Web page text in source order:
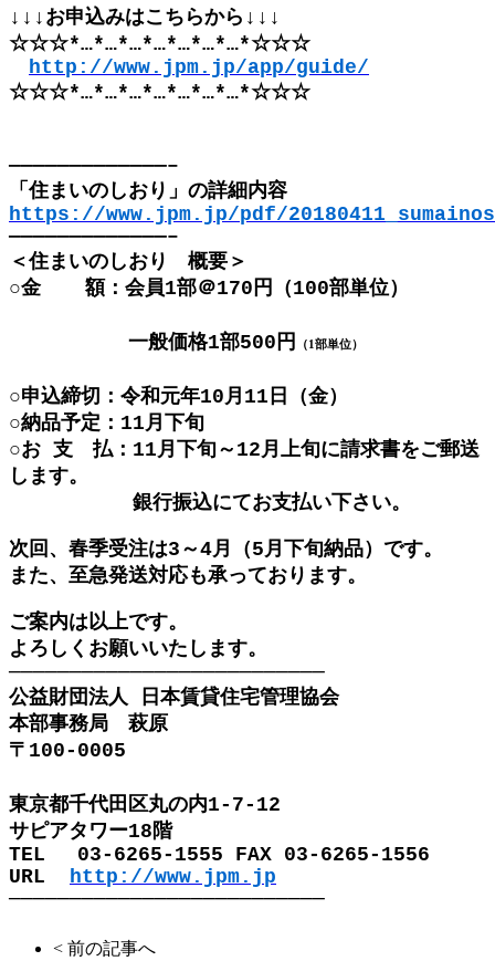
↓↓↓お申込みはこちらから↓↓↓
☆☆☆*…*…*…*…*…*…*…*☆☆☆
http://www.jpm.jp/app/guide/
☆☆☆*…*…*…*…*…*…*…*☆☆☆
—————————————–
「住まいのしおり」の詳細内容
https://www.jpm.jp/pdf/
—————————————–
＜住まいのしおり 概要＞
○金 額：会員1部＠170円（100部単位）
一般価格1部500円 （1部単位）
○申込締切：令和元年10月11日（金）
○納品予定：11月下旬
○お 支 払：11月下旬～12月上旬に請求書をご郵送
します。
銀行振込にてお支払い下さい。
次回、春季受注は3～4月（5月下旬納品）です。
また、至急発送対応も承っております。
ご案内は以上です。
よろしくお願いいたします。
──────────────────────────
公益財団法人 日本賃貸住宅管理協会
本部事務局 萩原
〒100-0005
東京都千代田区丸の内1-7-12
サピアタワー18階
TEL 03-6265-1555 FAX 03-6265-1556
URL http://www.jpm.jp
──────────────────────────
< 前の記事へ